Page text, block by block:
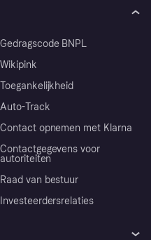
Gedragscode BNPL
Wikipink
Toegankelijkheid
Auto-Track
Contact opnemen met Klarna
Contactgegevens voor
autoriteiten
Raad van bestuur
Investeerdersrelaties